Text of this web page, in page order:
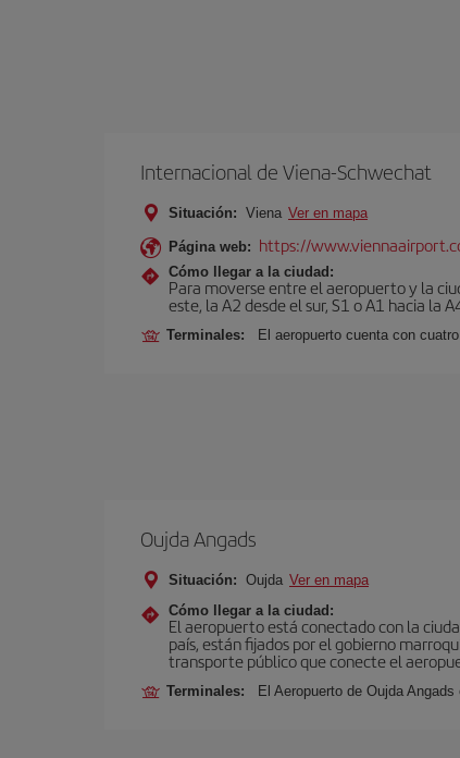
Internacional de Viena-Schwechat
Situación: Viena Ver en mapa
Página web: https://
Cómo llegar a la ciudad:
Para moverse entre el aeropuerto y la
este, la A2 desde el sur, S1 o A1 hacia la
Terminales: El aeropuerto cuenta con
Oujda Angads
Situación: Oujda Ver en mapa
Cómo llegar a la ciudad:
El aeropuerto está conectado con la
país, están fijados por el gobierno
transporte público que conecte el
Terminales: El Aeropuerto de Oujda